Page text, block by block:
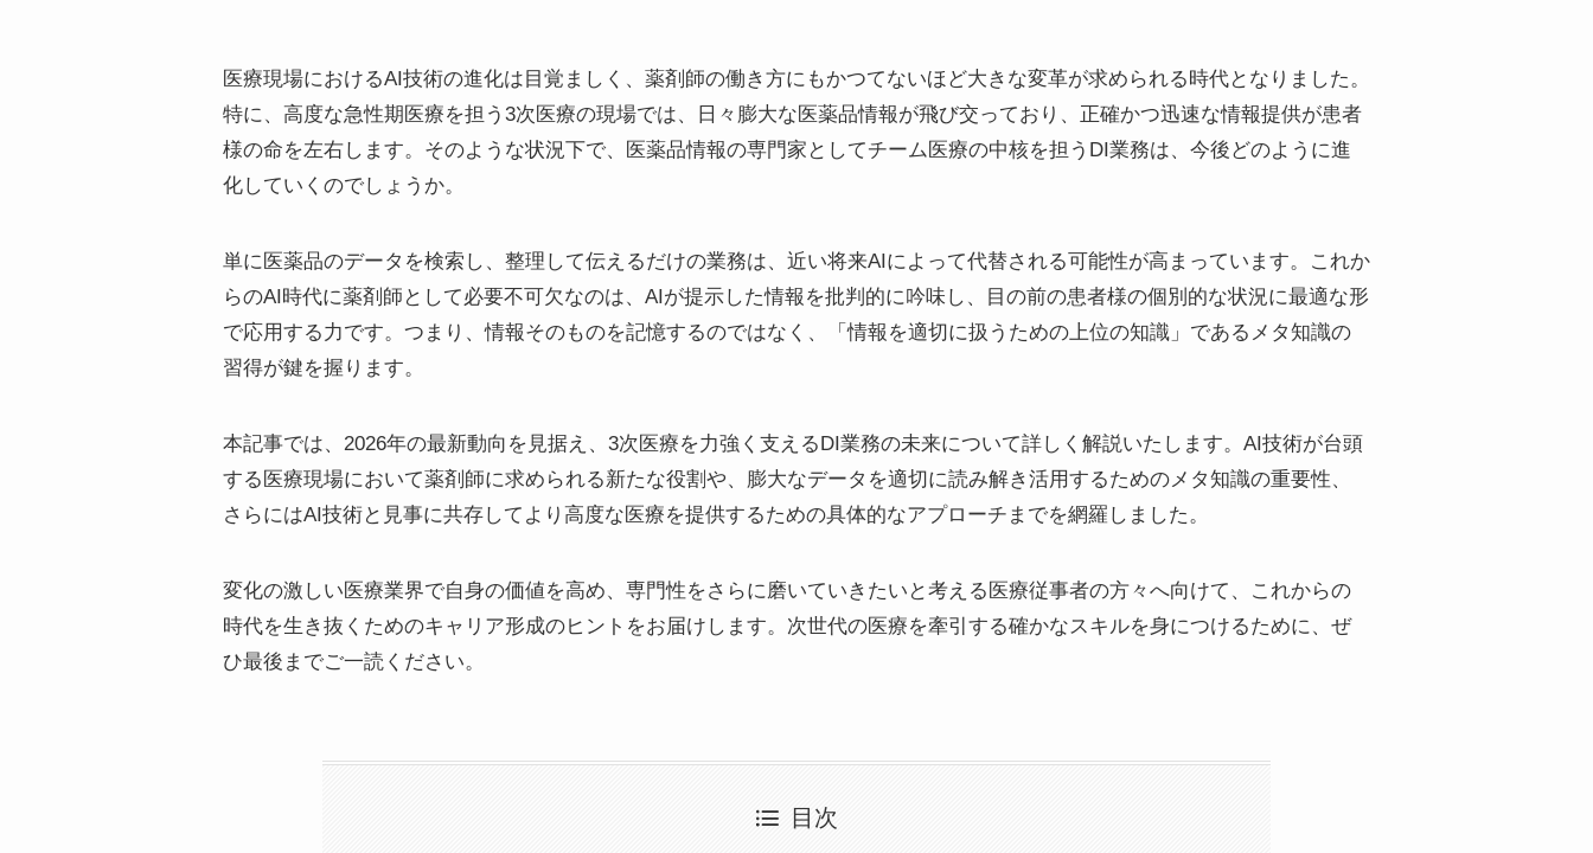
医療現場におけるAI技術の進化は目覚ましく、薬剤師の働き方にもかつてないほど大きな変革が求められる時代となりました。
特に、高度な急性期医療を担う3次医療の現場では、日々膨大な医薬品情報が飛び交っており、正確かつ迅速な情報提供が患者
様の命を左右します。そのような状況下で、医薬品情報の専門家としてチーム医療の中核を担うDI業務は、今後どのように進
化していくのでしょうか。
単に医薬品のデータを検索し、整理して伝えるだけの業務は、近い将来AIによって代替される可能性が高まっています。これか
らのAI時代に薬剤師として必要不可欠なのは、AIが提示した情報を批判的に吟味し、目の前の患者様の個別的な状況に最適な形
で応用する力です。つまり、情報そのものを記憶するのではなく、「情報を適切に扱うための上位の知識」であるメタ知識の
習得が鍵を握ります。
本記事では、2026年の最新動向を見据え、3次医療を力強く支えるDI業務の未来について詳しく解説いたします。AI技術が台頭
する医療現場において薬剤師に求められる新たな役割や、膨大なデータを適切に読み解き活用するためのメタ知識の重要性、
さらにはAI技術と見事に共存してより高度な医療を提供するための具体的なアプローチまでを網羅しました。
変化の激しい医療業界で自身の価値を高め、専門性をさらに磨いていきたいと考える医療従事者の方々へ向けて、これからの
時代を生き抜くためのキャリア形成のヒントをお届けします。次世代の医療を牽引する確かなスキルを身につけるために、ぜ
ひ最後までご一読ください。
目次